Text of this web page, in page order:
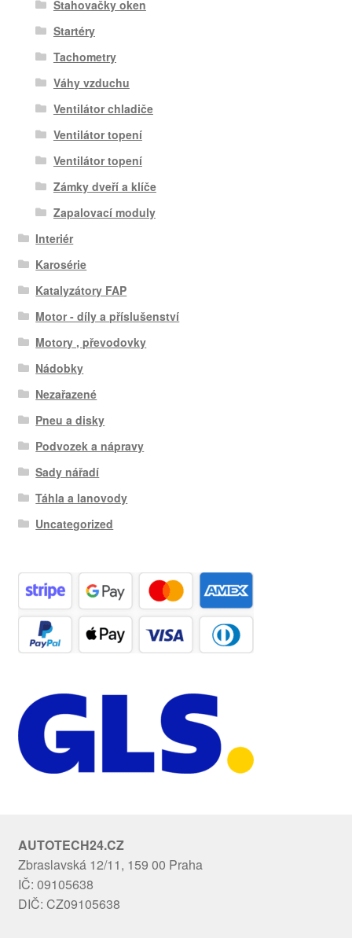
Stahovačky oken
Startéry
Tachometry
Váhy vzduchu
Ventilátor chladiče
Ventilátor topení
Ventilátor topení
Zámky dveří a klíče
Zapalovací moduly
Interiér
Karosérie
Katalyzátory FAP
Motor - díly a příslušenství
Motory , převodovky
Nádobky
Nezařazené
Pneu a disky
Podvozek a nápravy
Sady nářadí
Táhla a lanovody
Uncategorized
AUTOTECH24.CZ
Zbraslavská 12/11, 159 00 Praha
IČ: 09105638
DIČ: CZ09105638